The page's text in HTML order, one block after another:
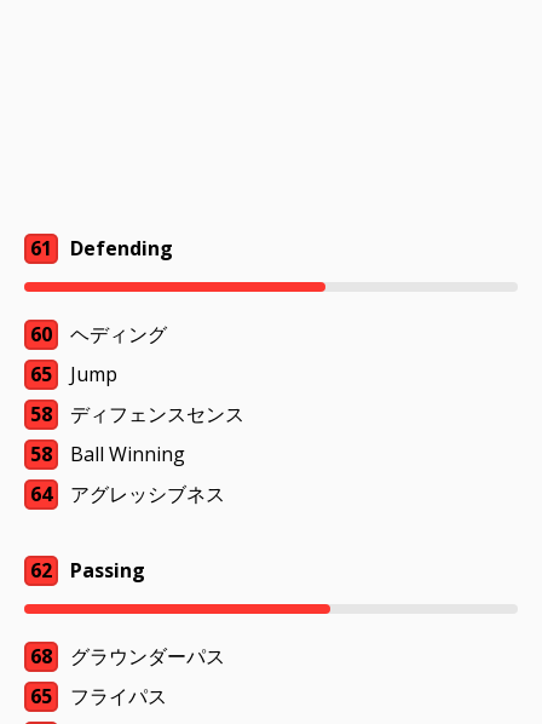
61 Defending
60
ヘディング
65
Jump
58
ディフェンスセンス
58
Ball Winning
64
アグレッシブネス
62 Passing
68
グラウンダーパス
65
フライパス